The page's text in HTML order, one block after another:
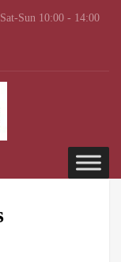
Sun 10:00 - 14:00